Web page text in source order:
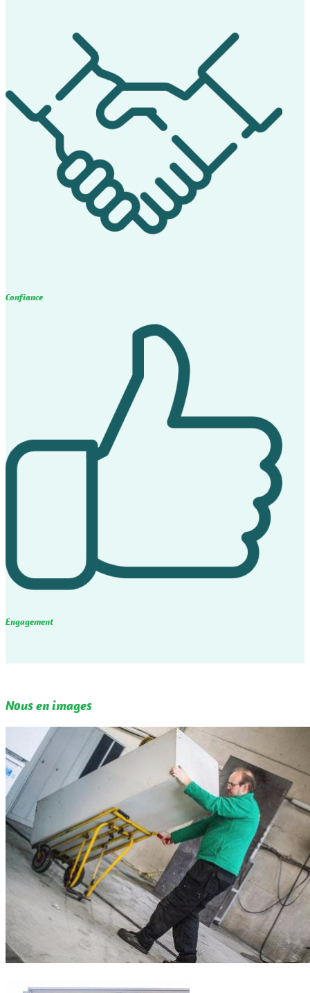
Confiance
Engagement
Nous en images